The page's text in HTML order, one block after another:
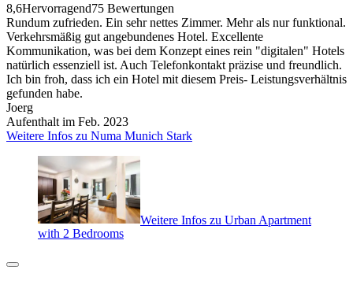
8,6Hervorragend75 Bewertungen
Rundum zufrieden. Ein sehr nettes Zimmer. Mehr als nur funktional.
Verkehrsmäßig gut angebundenes Hotel. Excellente
Kommunikation, was bei dem Konzept eines rein "digitalen" Hotels
natürlich essenziell ist. Auch Telefonkontakt präzise und freundlich.
Ich bin froh, dass ich ein Hotel mit diesem Preis- Leistungsverhältnis
gefunden habe.
Joerg
Aufenthalt im Feb. 2023
Weitere Infos zu Numa Munich Stark
Weitere Infos zu Urban Apartment
with 2 Bedrooms